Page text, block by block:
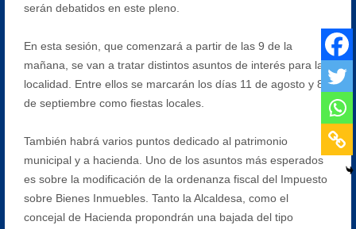
serán debatidos en este pleno.
En esta sesión, que comenzará a partir de las 9 de la
mañana, se van a tratar distintos asuntos de interés para la
localidad. Entre ellos se marcarán los días 11 de agosto y 8
de septiembre como fiestas locales.
También habrá varios puntos dedicado al patrimonio
municipal y a hacienda. Uno de los asuntos más esperados
es sobre la modificación de la ordenanza fiscal del Impuesto
sobre Bienes Inmuebles. Tanto la Alcaldesa, como el
concejal de Hacienda propondrán una bajada del tipo